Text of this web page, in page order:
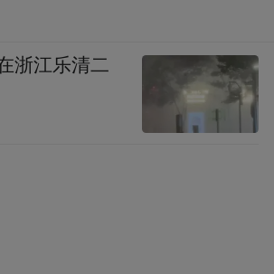
浙江乐清二